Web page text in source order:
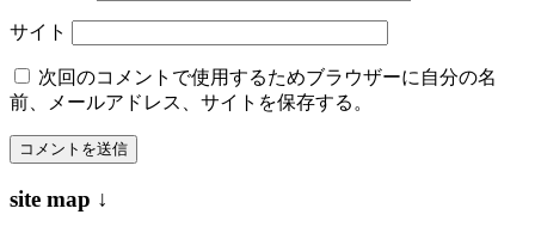
サイト
次回のコメントで使用するためブラウザーに自分の名
前、メールアドレス、サイトを保存する。
site map ↓